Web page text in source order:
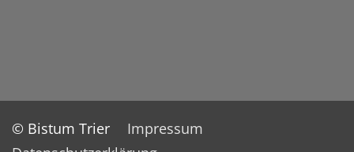
© Bistum Trier
Impressum